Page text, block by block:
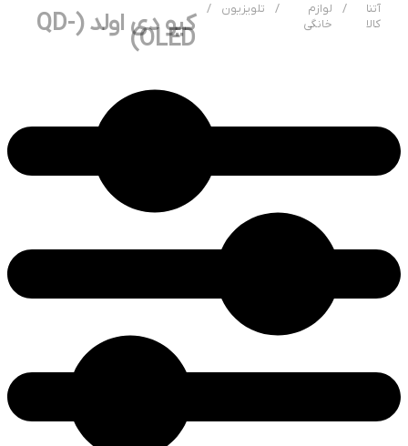
آتنا
کالا
/
لوازم
خانگی
/ تلویزیون /
کیو دی اولد (QD-
OLED)